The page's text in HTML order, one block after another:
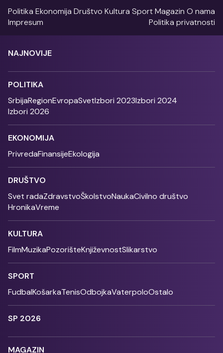
Politika Ekonomija Društvo Kultura SportMagazin O nama
Impresum
Politika privatnosti
NAJNOVIJE
POLITIKA
SrbijaRegionEvropaSvetIzbori 2023Izbori 2024
Izbori 2026
EKONOMIJA
PrivredaFinansijeEkologija
DRUŠTVO
Svet radaZdravstvoŠkolstvoNaukaCivilno društvo
HronikaVreme
KULTURA
FilmMuzikaPozorišteKnjiževnostSlikarstvo
SPORT
FudbalKošarkaTenisOdbojkaVaterpoloOstalo
SP 2026
MAGAZIN